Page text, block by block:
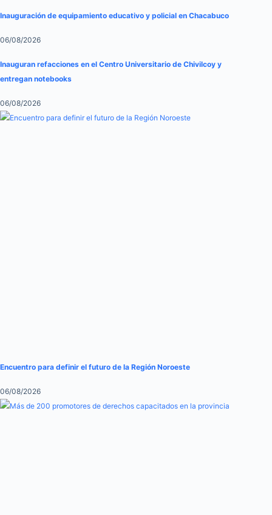
Inauguración de equipamiento educativo y policial en Chacabuco
06/08/2026
Inauguran refacciones en el Centro Universitario de Chivilcoy y
entregan notebooks
06/08/2026
Encuentro para definir el futuro de la Región Noroeste
06/08/2026